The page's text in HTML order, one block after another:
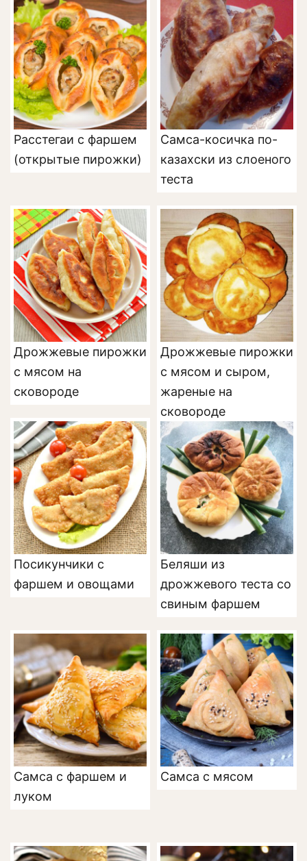
Расстегаи с фаршем
(открытые пирожки)
Самса-косичка по-
казахски из слоеного
теста
Дрожжевые пирожки
с мясом на
сковороде
Дрожжевые пирожки
с мясом и сыром,
жареные на
сковороде
Посикунчики с
фаршем и овощами
Беляши из
дрожжевого теста со
свиным фаршем
Самса с фаршем и
луком
Самса с мясом